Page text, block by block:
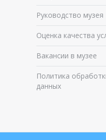
Руководство музея
Оценка качества
Вакансии в музее
Политика
данных